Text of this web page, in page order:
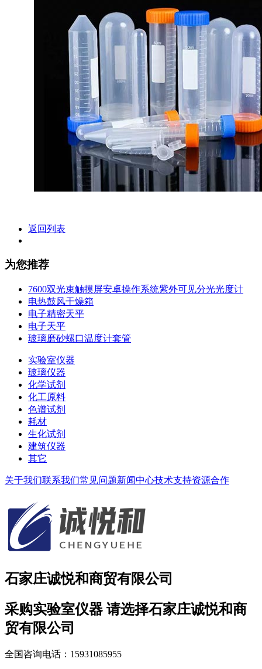
返回列表
为您推荐
7600双光束触摸屏安卓操作系统紫外可见分光光度计
电热鼓风干燥箱
电子精密天平
电子天平
玻璃磨砂螺口温度计套管
实验室仪器
玻璃仪器
化学试剂
化工原料
色谱试剂
耗材
生化试剂
建筑仪器
其它
关于我们联系我们常见问题新闻中心技术支持资源合作
石家庄诚悦和商贸有限公司
采购实验室仪器 请选择石家庄诚悦和商
贸有限公司
全国咨询电话：15931085955